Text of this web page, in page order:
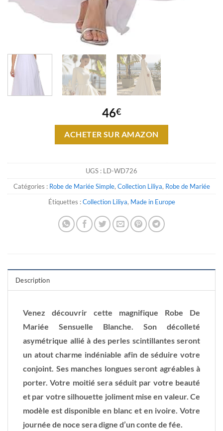
46€
ACHETER SUR AMAZON
UGS : LD-WD726
Catégories : Robe de Mariée Simple, Collection Liliya, Robe de Mariée
Étiquettes :Collection Liliya, Made in Europe
Description
Venez découvrir cette magnifique Robe De
Mariée Sensuelle Blanche. Son décolleté
asymétrique allié à des perles scintillantes seront
un atout charme indéniable afin de séduire votre
conjoint. Ses manches longues seront agréables à
porter. Votre moitié sera séduit par votre beauté
et par votre silhouette joliment mise en valeur. Ce
modèle est disponible en blanc et en ivoire. Votre
journée de noce sera digne d’un conte de fée.